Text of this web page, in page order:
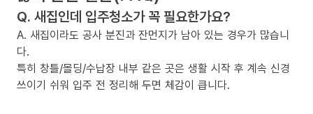
Q. 새집인데 입주청소가 꼭 필요한가요?
A. 새집이라도 공사 분진과 잔먼지가 남아 있는 경우가 많습니
다.
특히 창틀/몰딩/수납장 내부 같은 곳은 생활 시작 후 계속 신경
쓰이기 쉬워 입주 전 정리해 두면 체감이 큽니다.